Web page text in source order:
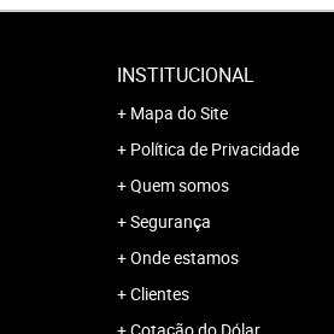
INSTITUCIONAL
Mapa do Site
Política de Privacidade
Quem somos
Segurança
Onde estamos
Clientes